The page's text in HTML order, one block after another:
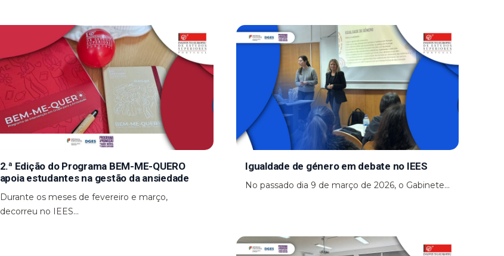
2.ª Edição do Programa BEM-ME-QUERO
apoia estudantes na gestão da ansiedade
Durante os meses de fevereiro e março,
decorreu no IEES...
Igualdade de género em debate no IEES
No passado dia 9 de março de 2026, o Gabinete...